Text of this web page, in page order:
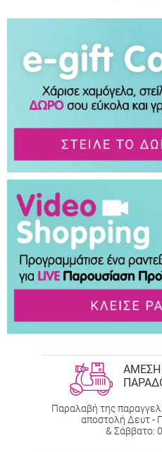
ΑΜΕΣΗ
Παραλαβή της
αποστολή Δευτ -
& Σάββατο: